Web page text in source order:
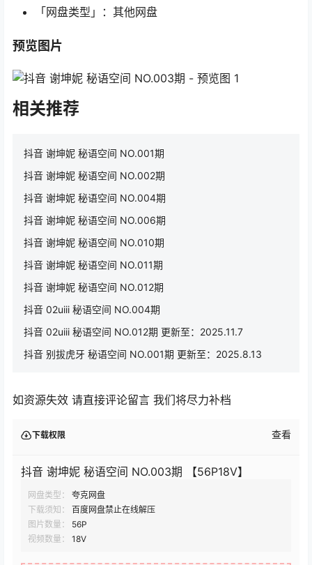
「网盘类型」：其他网盘
预览图片
相关推荐
抖音 谢坤妮 秘语空间 NO.001期
抖音 谢坤妮 秘语空间 NO.002期
抖音 谢坤妮 秘语空间 NO.004期
抖音 谢坤妮 秘语空间 NO.006期
抖音 谢坤妮 秘语空间 NO.010期
抖音 谢坤妮 秘语空间 NO.011期
抖音 谢坤妮 秘语空间 NO.012期
抖音 02uiii 秘语空间 NO.004期
抖音 02uiii 秘语空间 NO.012期 更新至：2025.11.7
抖音 别拔虎牙 秘语空间 NO.001期 更新至：2025.8.13
如资源失效 请直接评论留言 我们将尽力补档
下载权限 查看
抖音 谢坤妮 秘语空间 NO.003期 【56P18V】
网盘类型：
夸克网盘
下载须知：
百度网盘禁止在线解压
图片数量：
56P
视频数量：
18V